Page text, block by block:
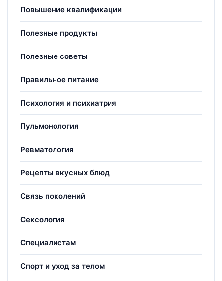
Повышение квалификации
Полезные продукты
Полезные советы
Правильное питание
Психология и психиатрия
Пульмонология
Ревматология
Рецепты вкусных блюд
Связь поколений
Сексология
Специалистам
Спорт и уход за телом